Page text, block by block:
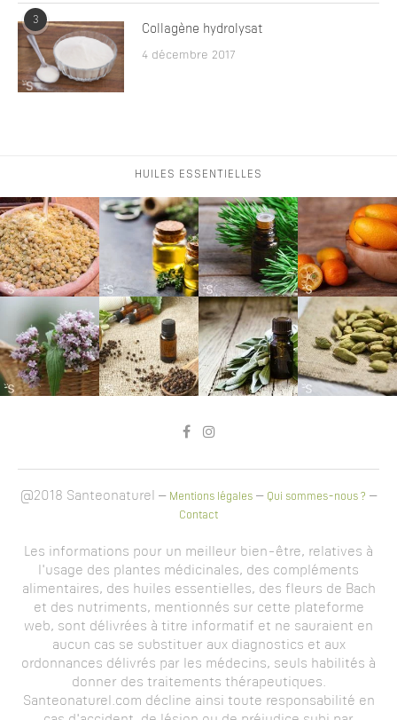
3
Collagène hydrolysat
4 décembre 2017
HUILES ESSENTIELLES
@2018 Santeonaturel – Mentions légales – Qui sommes-nous ? –
Contact
Les informations pour un meilleur bien-être, relatives à
l'usage des plantes médicinales, des compléments
alimentaires, des huiles essentielles, des fleurs de Bach
et des nutriments, mentionnés sur cette plateforme
web, sont délivrées à titre informatif et ne sauraient en
aucun cas se substituer aux diagnostics et aux
ordonnances délivrés par les médecins, seuls habilités à
donner des traitements thérapeutiques.
Santeonaturel.com décline ainsi toute responsabilité en